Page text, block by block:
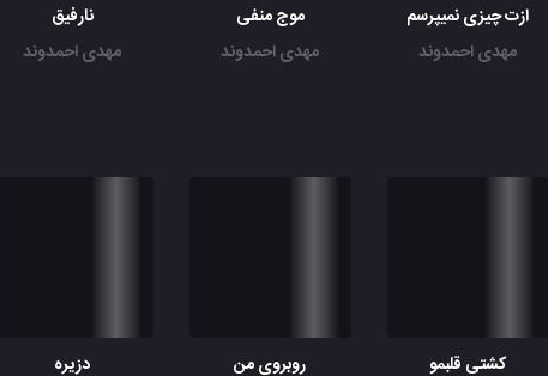
ازت چیزی نمیپرسم
مهدی احمدوند
موج منفی
مهدی احمدوند
نارفیق
مهدی احمدوند
کشتی قلبمو روبروی من دزیره